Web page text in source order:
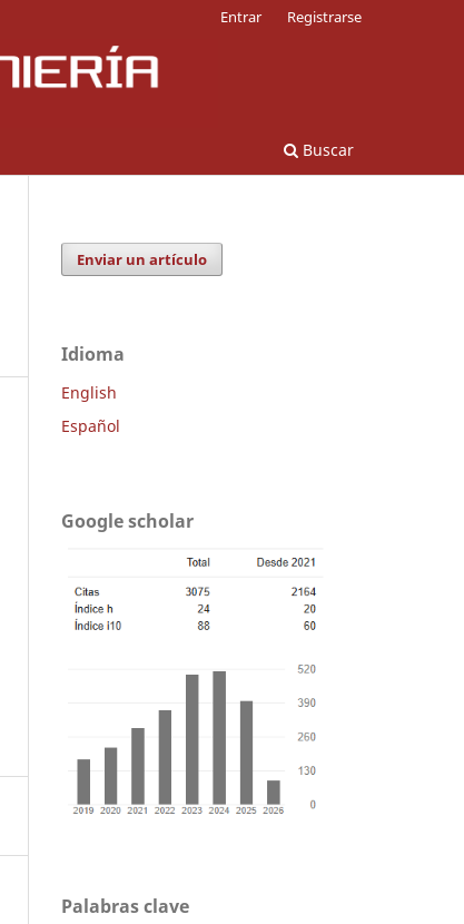
Buscar
Entrar Registrarse
Enviar un artículo
Idioma
English
Español
Google scholar
Palabras clave